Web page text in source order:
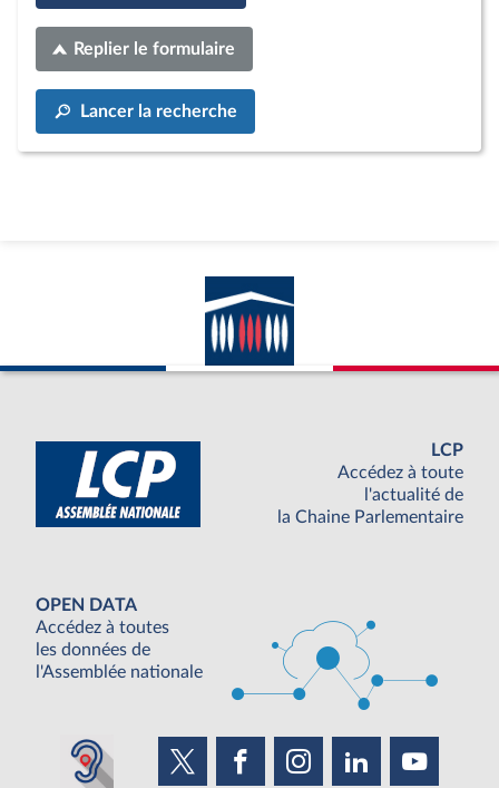
Replier le formulaire
Lancer la recherche
LCP
Accédez à toute
l'actualité de
la Chaine Parlementaire
OPEN DATA
Accédez à toutes
les données de
l'Assemblée nationale